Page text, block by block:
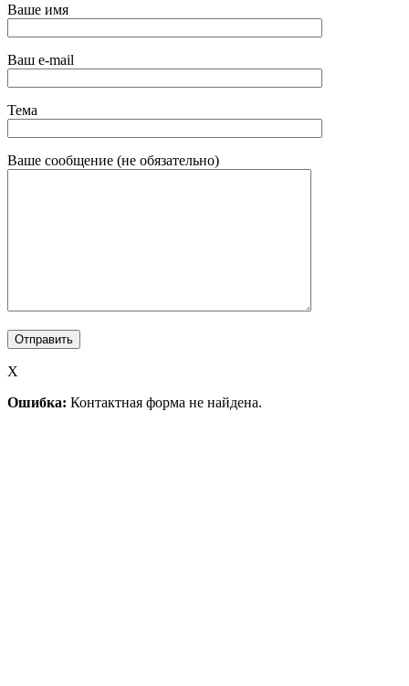
Ваше имя
Ваш e-mail
Тема
Ваше сообщение (не обязательно)
X
Ошибка: Контактная форма не найдена.